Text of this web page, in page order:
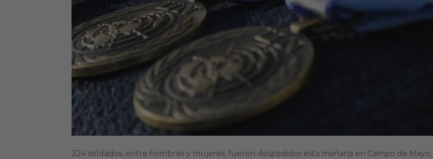
224 soldados, entre hombres y mujeres, fueron despedidos esta mañana en Campo de Mayo,